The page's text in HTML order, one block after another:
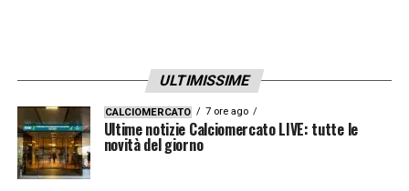
ULTIMISSIME
CALCIOMERCATO 7 ore ago
Ultime notizie Calciomercato LIVE: tutte le
novità del giorno